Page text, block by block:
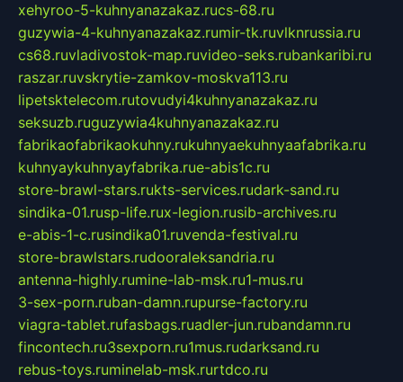
xehyroo-5-kuhnyanazakaz.rucs-68.ru
guzywia-4-kuhnyanazakaz.rumir-tk.ruvlknrussia.ru
cs68.ruvladivostok-map.ruvideo-seks.rubankaribi.ru
raszar.ruvskrytie-zamkov-moskva113.ru
lipetsktelecom.rutovudyi4kuhnyanazakaz.ru
seksuzb.ruguzywia4kuhnyanazakaz.ru
fabrikaofabrikaokuhny.rukuhnyaekuhnyaafabrika.ru
kuhnyaykuhnyayfabrika.rue-abis1c.ru
store-brawl-stars.rukts-services.rudark-sand.ru
sindika-01.rusp-life.rux-legion.rusib-archives.ru
e-abis-1-c.rusindika01.ruvenda-festival.ru
store-brawlstars.rudooraleksandria.ru
antenna-highly.rumine-lab-msk.ru1-mus.ru
3-sex-porn.ruban-damn.rupurse-factory.ru
viagra-tablet.rufasbags.ruadler-jun.rubandamn.ru
fincontech.ru3sexporn.ru1mus.rudarksand.ru
rebus-toys.ruminelab-msk.rurtdco.ru